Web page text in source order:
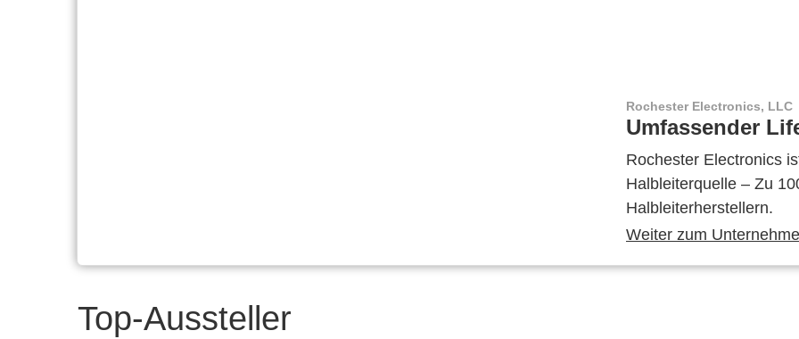
Rochester Electronics, LLC
Umfassender
Rochester Electronics
Halbleiterquelle – Zu
Halbleiterherstellern.
Weiter zum
Top-Aussteller